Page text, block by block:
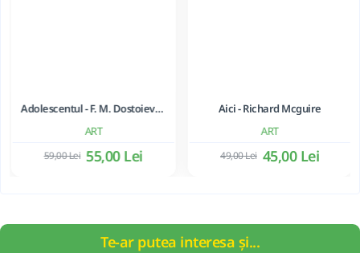
Te-ar putea interesa și...